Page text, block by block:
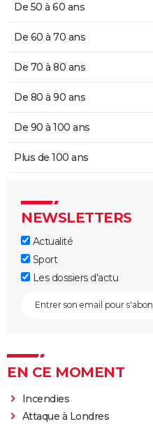
De 50 à 60 ans
De 60 à 70 ans
De 70 à 80 ans
De 80 à 90 ans
De 90 à 100 ans
Plus de 100 ans
NEWSLETTERS
Actualité
Sport
Les dossiers d'actu
EN CE MOMENT
Incendies
Attaque à Londres